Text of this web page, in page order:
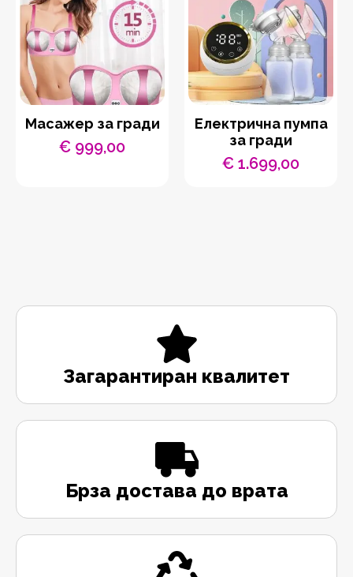
Масажер за гради
€ 999,00
Електрична пумпа
за гради
€ 1.699,00
Загарантиран квалитет
Брза достава до врата